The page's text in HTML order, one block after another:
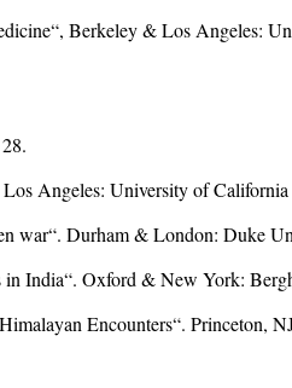
Berkeley & Los Angeles:
Angeles: University of
Durham & London: Duke
India“. Oxford & New York:
Encounters“. Princeton,